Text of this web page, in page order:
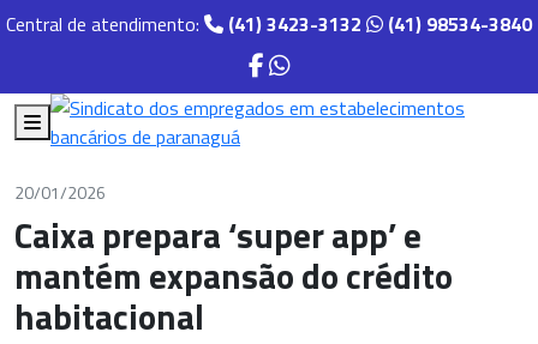
Central de atendimento: (41) 3423-3132 (41) 98534-3840
20/01/2026
Caixa prepara ‘super app’ e
mantém expansão do crédito
habitacional